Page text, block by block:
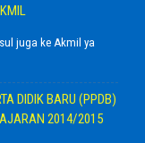
juga ke Akmil ya
DIDIK BARU (PPDB)
2014/2015